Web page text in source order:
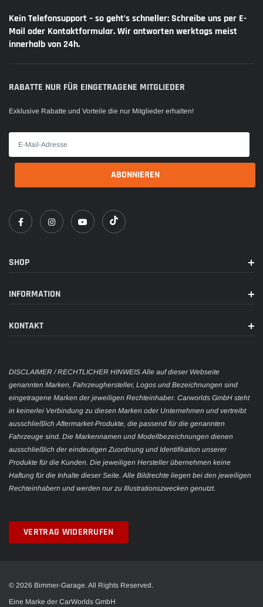
Kein Telefonsupport – so geht’s schneller: Schreibe uns per E-
Mail oder Kontaktformular. Wir antworten werktags meist
innerhalb von 24h.
RABATTE NUR FÜR EINGETRAGENE MITGLIEDER
Exklusive Rabatte und Vorteile die nur Mitglieder erhalten!
SHOP
INFORMATION
KONTAKT
DISCLAIMER / RECHTLICHER HINWEIS Alle auf dieser Webseite
genannten Marken, Fahrzeughersteller, Logos und Bezeichnungen sind
eingetragene Marken der jeweiligen Rechteinhaber. Carworlds GmbH steht
in keinerlei Verbindung zu diesen Marken oder Unternehmen und vertreibt
ausschließlich Aftermarket-Produkte, die passend für die genannten
Fahrzeuge sind. Die Markennamen und Modellbezeichnungen dienen
ausschließlich der eindeutigen Zuordnung und Identifikation unserer
Produkte für die Kunden. Die jeweiligen Hersteller übernehmen keine
Haftung für die Inhalte dieser Seite. Alle Bildrechte liegen bei den jeweiligen
Rechteinhabern und werden nur zu Illustrationszwecken genutzt.
VERTRAG WIDERRUFEN
© 2026 Bimmer-Garage. All Rights Reserved.
Eine Marke der CarWorlds GmbH